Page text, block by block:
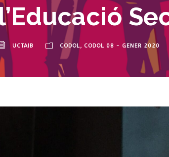
l’Educació
UCTAIB CODOL, CODOL 08 - GENER 2020